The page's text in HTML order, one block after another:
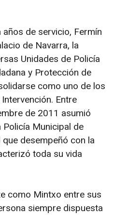
de servicio, Fermín
de Navarra, la
Unidades de Policía
y Protección de
como uno de los
Entre
de 2011 asumió
Policía Municipal de
desempeñó con la
toda su vida
como Mintxo entre sus
siempre dispuesta